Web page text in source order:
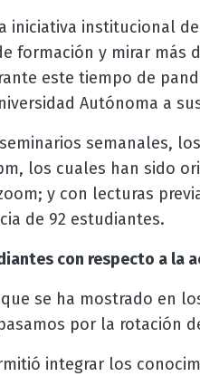
iniciativa institucional
formación y mirar más
este tiempo de
Autónoma a
semanales,
los cuales han sido
y con lecturas
de 92 estudiantes.
con respecto a la
se ha mostrado en
por la rotación
integrar los